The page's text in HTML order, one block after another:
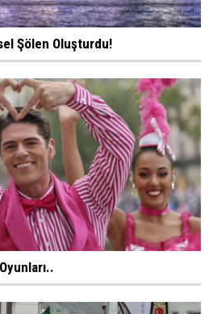
Şölen Oluşturdu!